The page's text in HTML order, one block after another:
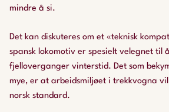
mindre å si.
Det kan diskuteres om et «teknisk
spansk lokomotiv er spesielt velegnet til
fjelloverganger vinterstid. Det som
mye, er at arbeidsmiljøet i trekkvogna
norsk standard.